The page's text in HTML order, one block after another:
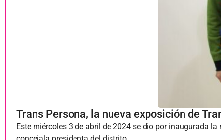
Trans Persona, la nueva exposición de
Este miércoles 3 de abril de 2024 se dio por inaugurada
concejala presidenta del distrito